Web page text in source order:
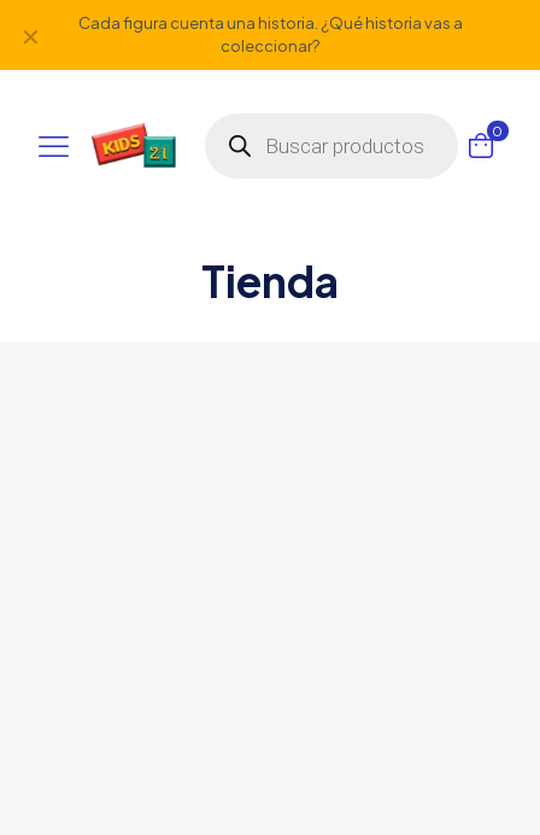
Cada figura cuenta una historia. ¿Qué historia vas a
coleccionar?
✕
productos
0
Tienda